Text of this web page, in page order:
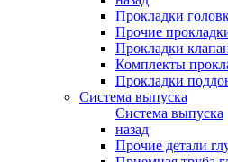
Прокладки
Прочие
Прокладки
Комплекты
Прокладки
Система выпуска
Система выпуска
назад
Прочие детали